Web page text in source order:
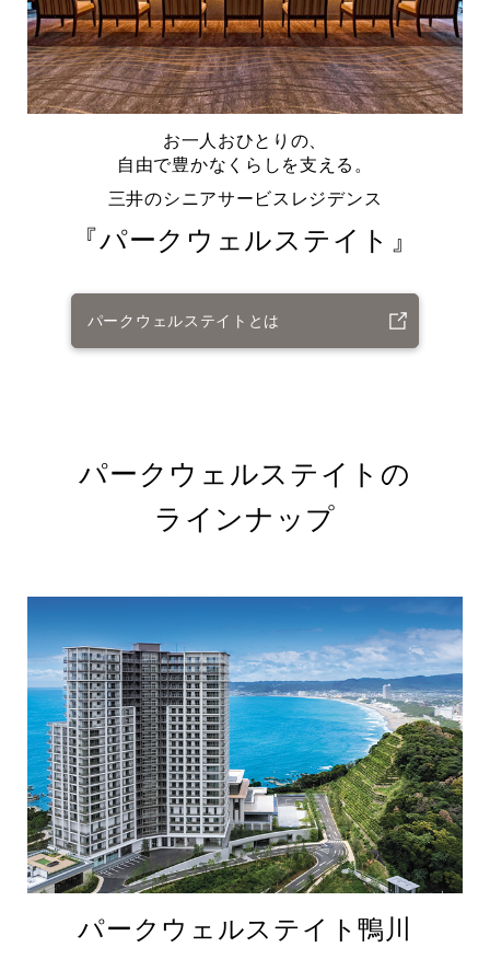
お一人おひとりの、
自由で豊かなくらしを支える。
三井のシニアサービスレジデンス
『パークウェルステイト』
パークウェルステイトとは
パークウェルステイトの
ラインナップ
パークウェルステイト鴨川